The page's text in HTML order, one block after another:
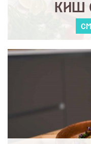
КИШ